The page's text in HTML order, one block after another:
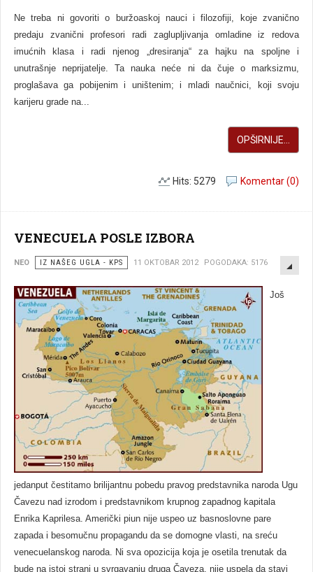
Ne treba ni govoriti o buržoaskoj nauci i filozofiji, koje zvanično
predaju zvanični profesori radi zaglupljivanja omladine iz redova
imućnih klasa i radi njenog „dresiranja“ za hajku na spoljne i
unutrašnje neprijatelje. Ta nauka neće ni da čuje o marksizmu,
proglašava ga pobijenim i uništenim; i mladi naučnici, koji svoju
karijeru grade na...
OPŠIRNIJE...
Komentar (0)
Hits: 5279
VENECUELA POSLE IZBORA
NEO IZ NAŠEG UGLA - KPS 11 OKTOBAR 2012 POGODAKA: 5176
Još
jedanput čestitamo brilijantnu pobedu pravog predstavnika naroda Ugu
Čavezu nad izrodom i predstavnikom krupnog zapadnog kapitala
Enrika Kaprilesa. Američki piun nije uspeo uz basnoslovne pare
zapada i besomučnu propagandu da se domogne vlasti, na sreću
venecuelanskog naroda. Ni sva opozicija koja je osetila trenutak da
bude na istoj strani u svrgavanju druga Čaveza, nije uspela da stavi